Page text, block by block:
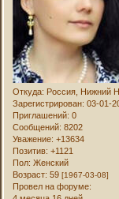
Откуда: Россия, Нижний
Зарегистрирован: 03-01-
Приглашений: 0
Сообщений: 8202
Уважение: +13634
Позитив: +1121
Пол: Женский
Возраст: 59[1967-03-08]
Провел на форуме: